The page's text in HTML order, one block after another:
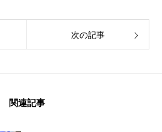
次の記事
関連記事